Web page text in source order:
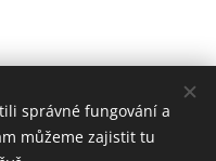
správné fungování a
můžeme zajistit tu